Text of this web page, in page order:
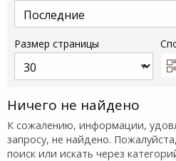
Размер страницы
Ничего не найдено
К сожалению, информации,
запросу, не найдено.
поиск или искать через